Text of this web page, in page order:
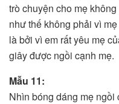
trò chuyện cho mẹ
như thế không phải vì
là bởi vì em rất yêu mẹ
giây được ngồi cạnh mẹ.
Mẫu 11:
Nhìn bóng dáng mẹ ngồi